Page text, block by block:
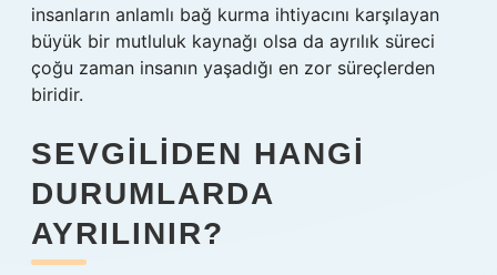
insanların anlamlı bağ kurma ihtiyacını karşılayan
büyük bir mutluluk kaynağı olsa da ayrılık süreci
çoğu zaman insanın yaşadığı en zor süreçlerden
biridir.
SEVGILIDEN HANGI
DURUMLARDA
AYRILINIR?